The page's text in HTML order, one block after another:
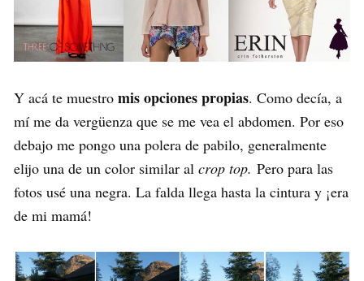
Y acá te muestro mis opciones propias. Como decía, a
mí me da vergüenza que se me vea el abdomen. Por eso
debajo me pongo una polera de pabilo, generalmente
elijo una de un color similar al crop top. Pero para las
fotos usé una negra. La falda llega hasta la cintura y ¡era
de mi mamá!